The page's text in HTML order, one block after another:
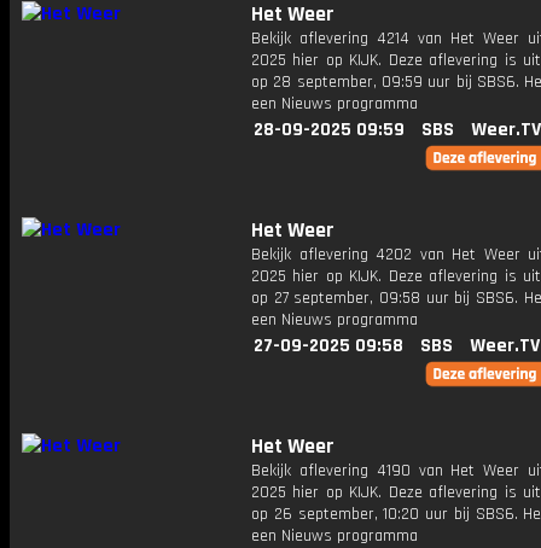
Het Weer
Bekijk aflevering 4214 van Het Weer
2025 hier op KIJK. Deze aflevering is
op 28 september, 09:59 uur bij SBS6.
een Nieuws programma
28-09-2025 09:59 SBS Weer.TV
Het Weer
Bekijk aflevering 4202 van Het Weer
2025 hier op KIJK. Deze aflevering is
op 27 september, 09:58 uur bij SBS6.
een Nieuws programma
27-09-2025 09:58 SBS Weer.TV
Het Weer
Bekijk aflevering 4190 van Het Weer
2025 hier op KIJK. Deze aflevering is
op 26 september, 10:20 uur bij SBS6.
een Nieuws programma